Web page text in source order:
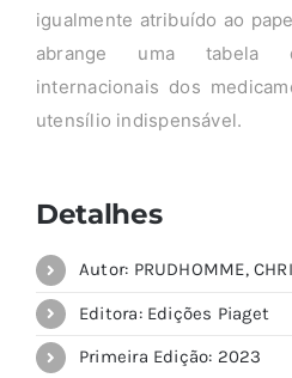
igualmente atribuído ao
abrange uma tabela
internacionais dos
utensílio indispensável.
Detalhes
Autor: PRUDHOMME,
Editora: Edições Piaget
Primeira Edição: 2023